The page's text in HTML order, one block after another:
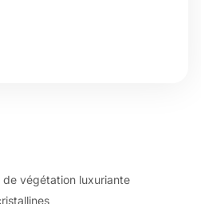
végétation luxuriante